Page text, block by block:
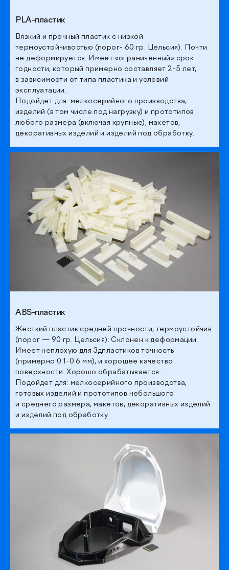
PLA-пластик
Вязкий и прочный пластик с низкой
термоустойчивостью (порог- 60 гр. Цельсия). Почти
не деформируется. Имеет «ограниченный» срок
годности, который примерно составляет 2-5 лет,
в зависимости от типа пластика и условий
эксплуатации.
Подойдет для: мелкосерийного производства,
изделий (в том числе под нагрузку) и прототипов
любого размера (включая крупные), макетов,
декоративных изделий и изделий под обработку.
ABS-пластик
Жесткий пластик средней прочности, термоустойчив
(порог — 90 гр. Цельсия). Склонен к деформации.
Имеет неплохую для 3дпластиков точность
(примерно 0.1-0.6 мм), и хорошее качество
поверхности. Хорошо обрабатывается.
Подойдет для: мелкосерийного производства,
готовых изделий и прототипов небольшого
и среднего размера, макетов, декоративных изделий
и изделий под обработку.